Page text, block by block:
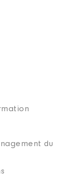
du